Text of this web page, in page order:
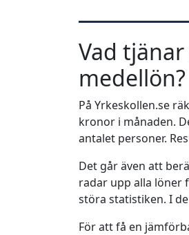
Vad
medellön?
På Yrkeskollen.se
kronor i månaden.
antalet personer.
Det går även att
radar upp alla löner
störa statistiken. I
För att få en